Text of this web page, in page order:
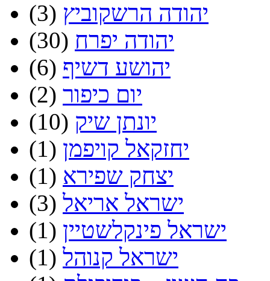
יהודה הרשקוביץ (3)
יהודה יפרח (30)
יהושע דשיף (6)
יום כיפור (2)
יונתן שיק (10)
יחזקאל קויפמן (1)
יצחק שפירא (1)
ישראל אריאל (3)
ישראל פינקלשטיין (1)
ישראל קנוהל (1)